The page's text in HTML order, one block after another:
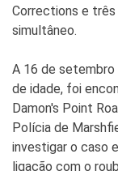
Corrections e três
simultâneo.
A 16 de setembro
de idade, foi
Damon's Point
Polícia de
investigar o caso
ligação com o